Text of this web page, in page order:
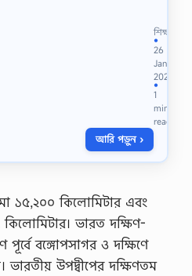
মি
না
রি
ডা
ই
জে
স্ট
P
F
,
এ
:
আ
মি
কিং
ব
দ
ন্তি
র
রা
শিক্ষা
●
26
Jan
2021
●
1
min
read
আরি পড়ুন ›
১৫,২০০ কিলোমিটার এবং
ভারত দক্ষিণ-
বঙ্গোপসাগর ও দক্ষিণে
ভারতীয় উপদ্বীপের দক্ষিণতম